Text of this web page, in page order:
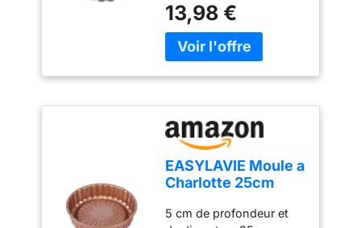
13,98 €
EASYLAVIE Moule a
Charlotte 25cm
Brioches 10 pouce
5 cm de profondeur et